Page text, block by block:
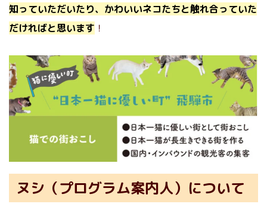
知っていただいたり、かわいいネコたちと触れ合っていた
だければと思います ！
ヌシ（プログラム案内人）について